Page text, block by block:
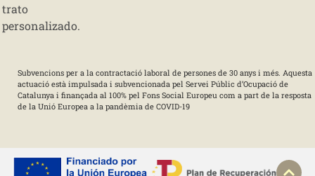
trato
personalizado.
Subvencions per a la contractació laboral de persones de 30 anys i més. Aquesta
actuació està impulsada i subvencionada pel Servei Públic d’Ocupació de
Catalunya i finançada al 100% pel Fons Social Europeu com a part de la resposta
de la Unió Europea a la pandèmia de COVID-19